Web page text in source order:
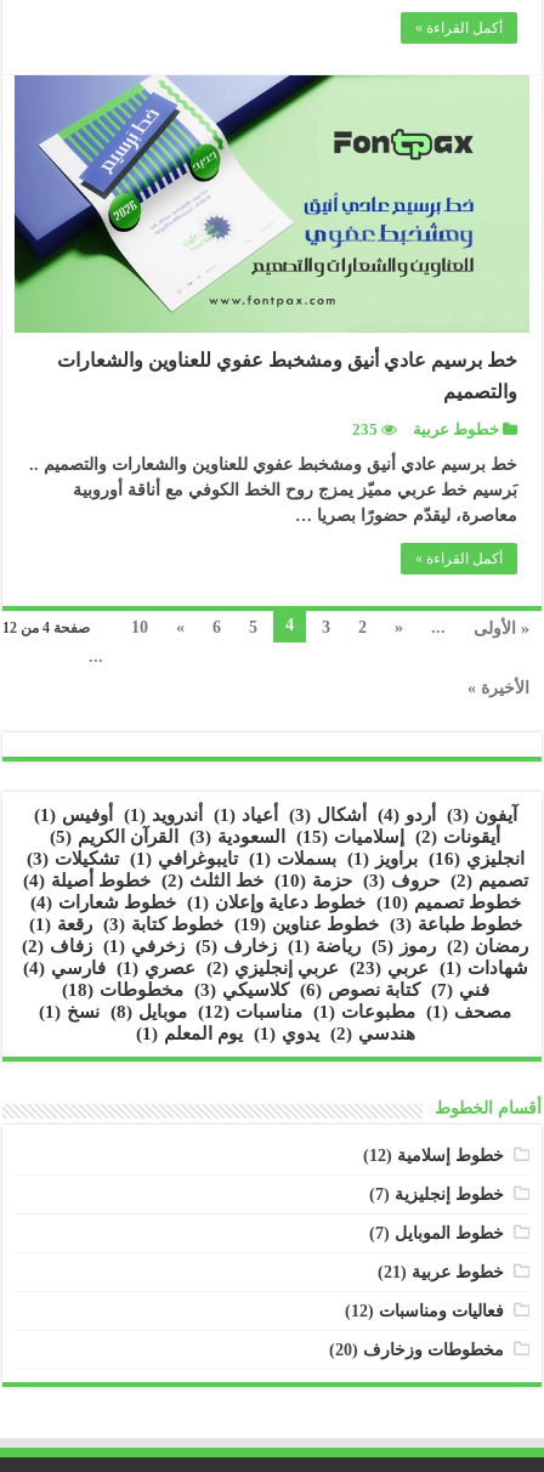
أكمل القراءة »
خط برسيم عادي أنيق ومشخبط عفوي للعناوين والشعارات
والتصميم
خطوط عربية
235
خط برسيم عادي أنيق ومشخبط عفوي للعناوين والشعارات والتصميم ..
بَرسيم خط عربي مميّز يمزج روح الخط الكوفي مع أناقة أوروبية
معاصرة، ليقدّم حضورًا بصريا …
أكمل القراءة »
صفحة 4 من 12 « الأولى ...
«
2
3
4
5
6
»
10
...
الأخيرة »
آيفون (3) أردو (4) أشكال (3) أعياد (1) أندرويد (1) أوفيس (1)
أيقونات (2) إسلاميات (15) السعودية (3) القرآن الكريم (5)
انجليزي (16) براويز (1) بسملات (1) تايبوغرافي (1) تشكيلات (3)
تصميم (2) حروف (3) حزمة (10) خط الثلث (2) خطوط أصيلة (4)
خطوط تصميم (10) خطوط دعاية وإعلان (1) خطوط شعارات (4)
خطوط طباعة (3) خطوط عناوين (19) خطوط كتابة (3) رقعة (1)
رمضان (2) رموز (5) رياضة (1) زخارف (5) زخرفي (1) زفاف (2)
شهادات (1) عربي (23) عربي إنجليزي (2) عصري (1) فارسي (4)
فني (7) كتابة نصوص (6) كلاسيكي (3) مخطوطات (18)
مصحف (1) مطبوعات (1) مناسبات (12) موبايل (8) نسخ (1)
هندسي (2) يدوي (1) يوم المعلم (1)
أقسام الخطوط
خطوط إسلامية (12)
خطوط إنجليزية (7)
خطوط الموبايل (7)
خطوط عربية (21)
فعاليات ومناسبات (12)
مخطوطات وزخارف (20)